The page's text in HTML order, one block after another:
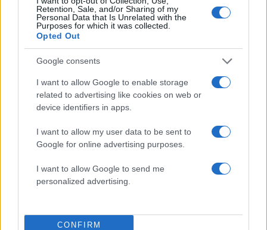
Retention, Sale, and/or Sharing of my
Personal Data that Is Unrelated with the
Purposes for which it was collected.
Opted Out
Google consents
I want to allow Google to enable storage
related to advertising like cookies on web or
device identifiers in apps.
I want to allow my user data to be sent to
Google for online advertising purposes.
I want to allow Google to send me
personalized advertising.
CONFIRM
Σχόλια
Ίση με 6 βόμβες Χιροσίμα η
απελευθερώθηκε από τη
mega fire σε Αττική και
Βοιωτία - Πώς κάηκε μέσα
σε 2 βράδια το 55% της
«Ψήνονται» στα
Ενισχυμένα μελτέμια
μποφόρ στο Αιγαίο